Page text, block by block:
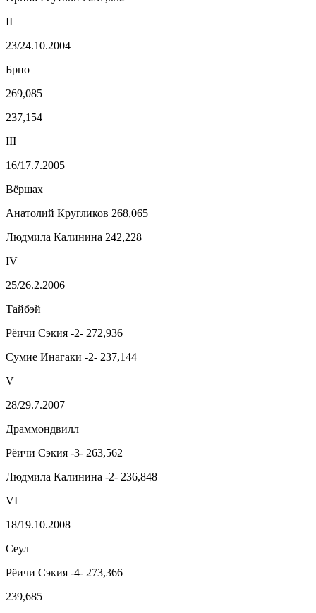
II
23/24.10.2004
Брно
269,085
237,154
III
16/17.7.2005
Вёршах
Анатолий Кругликов 268,065
Людмила Калинина 242,228
IV
25/26.2.2006
Тайбэй
Рёичи Сэкия -2- 272,936
Сумие Инагаки -2- 237,144
V
28/29.7.2007
Драммондвилл
Рёичи Сэкия -3- 263,562
Людмила Калинина -2- 236,848
VI
18/19.10.2008
Сеул
Рёичи Сэкия -4- 273,366
239,685